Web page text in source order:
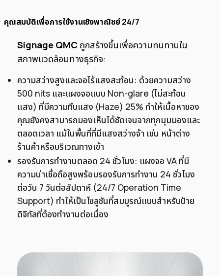
คุณสมบัติเพื่อการใช้งานเชิงพาณิชย์ 24/7
Signage QMC ถูกสร้างขึ้นเพื่อความทนทานใน
สภาพแวดล้อมทางธุรกิจ:
ความสว่างสูงและจอไร้แสงสะท้อน: ด้วยความสว่าง
500 nits และแผงจอแบบ Non-glare (ไม่สะท้อน
แสง) ที่มีความทึบแสง (Haze) 25% ทำให้เนื้อหาของ
คุณยังคงสามารถมองเห็นได้ชัดเจนจากทุกมุมมองและ
ตลอดเวลา แม้ในพื้นที่ที่มีแสงสว่างจ้า เช่น หน้าต่าง
ร้านค้าหรือบริเวณทางเข้า
รองรับการทำงานตลอด 24 ชั่วโมง: แผงจอ VA ที่มี
ความน่าเชื่อถือสูงพร้อมรองรับการทำงาน 24 ชั่วโมง
ต่อวัน 7 วันต่อสัปดาห์ (24/7 Operation Time
Support) ทำให้เป็นโซลูชันที่สมบูรณ์แบบสำหรับป้าย
ดิจิทัลที่ต้องทำงานต่อเนื่อง